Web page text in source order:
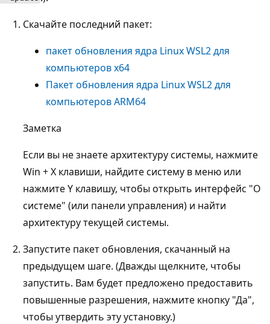
Скачайте последний пакет:
пакет обновления ядра Linux WSL2 для
компьютеров x64
Пакет обновления ядра Linux WSL2 для
компьютеров ARM64
Заметка
Если вы не знаете архитектуру системы, нажмите
Win + X клавиши, найдите систему в меню или
нажмите Y клавишу, чтобы открыть интерфейс "О
системе" (или панели управления) и найти
архитектуру текущей системы.
Запустите пакет обновления, скачанный на
предыдущем шаге. (Дважды щелкните, чтобы
запустить. Вам будет предложено предоставить
повышенные разрешения, нажмите кнопку "Да",
чтобы утвердить эту установку.)